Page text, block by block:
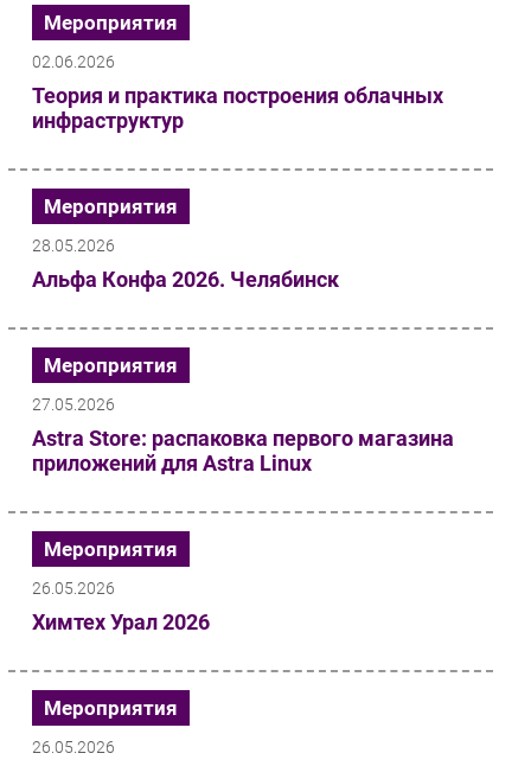
Мероприятия
02.06.2026
Теория и практика построения облачных
инфраструктур
Мероприятия
28.05.2026
Альфа Конфа 2026. Челябинск
Мероприятия
27.05.2026
Astra Store: распаковка первого магазина
приложений для Astra Linux
Мероприятия
26.05.2026
Химтех Урал 2026
Мероприятия
26.05.2026